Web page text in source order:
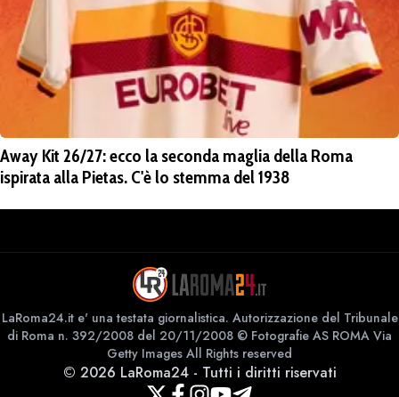
Away Kit 26/27: ecco la seconda maglia della Roma
ispirata alla Pietas. C'è lo stemma del 1938
LaRoma24.it e' una testata giornalistica. Autorizzazione del Tribunale
di Roma n. 392/2008 del 20/11/2008 © Fotografie AS ROMA Via
Getty Images All Rights reserved
© 2026 LaRoma24- Tutti i diritti riservati